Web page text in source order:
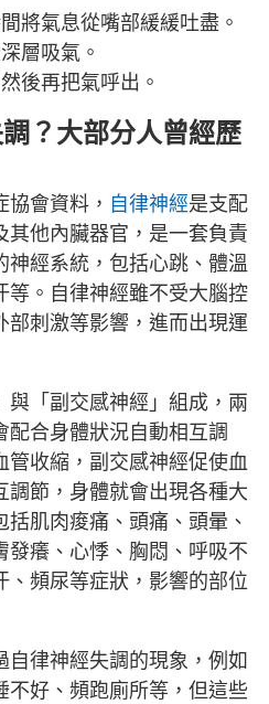
將氣息從嘴部緩緩吐盡。
層吸氣。
後再把氣呼出。
？大部分人曾經歷
會資料， 自律神經是支配
其他內臟器官，是一套負責
神經系統，包括心跳、體溫
等。自律神經雖不受大腦控
部刺激等影響，進而出現運
與「副交感神經」組成，兩
合身體狀況自動相互調
管收縮，副交感神經促使血
調節，身體就會出現各種大
肌肉痠痛、頭痛、頭暈、
發癢、心悸、胸悶、呼吸不
、頻尿等症狀，影響的部位
自律神經失調的現象，例如
不好、頻跑廁所等，但這些